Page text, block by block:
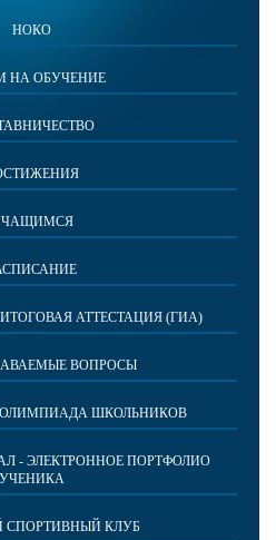
НОКО
НА ОБУЧЕНИЕ
АТТЕСТАЦИЯ (ГИА)
ВОПРОСЫ
ШКОЛЬНИКОВ
- ЭЛЕКТРОННОЕ ПОРТФОЛИО
УЧЕНИКА
КЛУБ